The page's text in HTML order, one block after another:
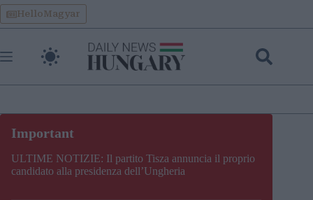
Skip
to
content
HelloMagyar
ULTIME NOTIZIE: Il partito Tisza annuncia il proprio
candidato alla presidenza dell’Ungheria